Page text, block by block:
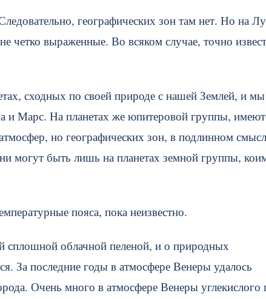
географических зон там нет. Но на
четко выраженные. Во всяком случае, точно
сходных по своей природе с нашей Землей, и мы
и Марс. На планетах же юпитеровой группы,
но географических зон, в подлинном
могут быть лишь на планетах земной группы,
пояса, пока неизвестно.
сплошной облачной пеленой, и о природных
За последние годы в атмосфере Венеры удалось
Очень много в атмосфере Венеры углекислого